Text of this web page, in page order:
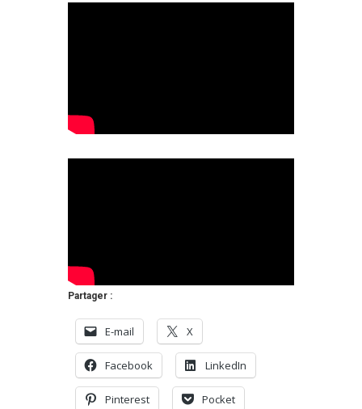
Partager :
E-mail X
Facebook LinkedIn
Pinterest Pocket